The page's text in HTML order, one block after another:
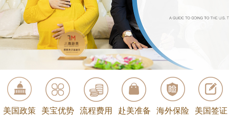
美国政策 美宝优势 流程费用 赴美准备 海外保险 美国签证